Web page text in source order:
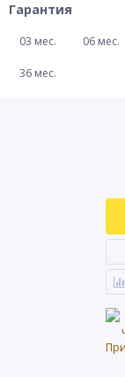
Гарантия
03 мес. 06 мес.
36 мес.